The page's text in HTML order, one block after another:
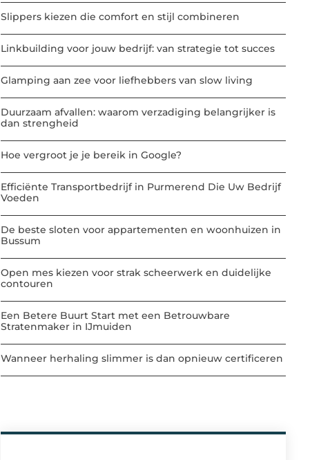
Slippers kiezen die comfort en stijl combineren
Linkbuilding voor jouw bedrijf: van strategie tot succes
Glamping aan zee voor liefhebbers van slow living
Duurzaam afvallen: waarom verzadiging belangrijker is
dan strengheid
Hoe vergroot je je bereik in Google?
Efficiënte Transportbedrijf in Purmerend Die Uw Bedrijf
Voeden
De beste sloten voor appartementen en woonhuizen in
Bussum
Open mes kiezen voor strak scheerwerk en duidelijke
contouren
Een Betere Buurt Start met een Betrouwbare
Stratenmaker in IJmuiden
Wanneer herhaling slimmer is dan opnieuw certificeren